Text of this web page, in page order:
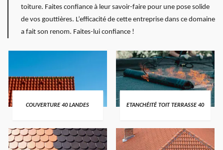
toiture. Faites confiance à leur savoir-faire pour une pose solide
de vos gouttières. L’efficacité de cette entreprise dans ce domaine
a fait son renom. Faites-lui confiance !
COUVERTURE 40 LANDES ETANCHÉITÉ TOIT TERRASSE 40